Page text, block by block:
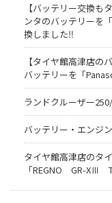
【バッテリー交換も
ンタのバッテリー
換しました‼
【タイヤ館高津店の
バッテリーを「
ランドクルーザー
バッテリー・エンジ
タイヤ館高津店のタ
「REGNO GR-XⅢ